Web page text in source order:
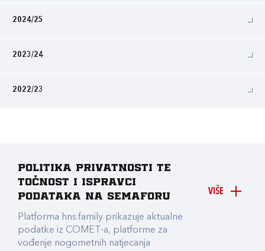
2024/25
2023/24
2022/23
VIŠE
Politika privatnosti te
točnost i ispravci
podataka na Semaforu
Platforma hns.family prikazuje aktualne
podatke iz COMET-a, platforme za
vođenje nogometnih natjecanja